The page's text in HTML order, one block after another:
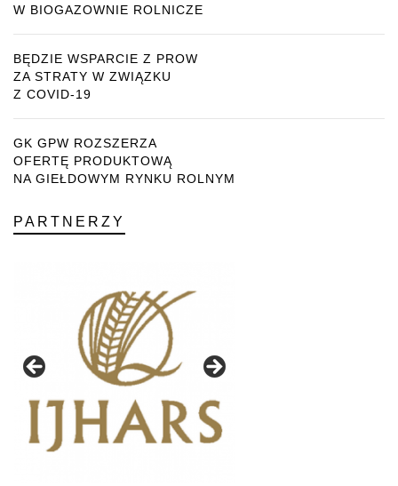
W BIOGAZOWNIE ROLNICZE
BĘDZIE WSPARCIE Z PROW
ZA STRATY W ZWIĄZKU
Z COVID-19
GK GPW ROZSZERZA
OFERTĘ PRODUKTOWĄ
NA GIEŁDOWYM RYNKU ROLNYM
PARTNERZY